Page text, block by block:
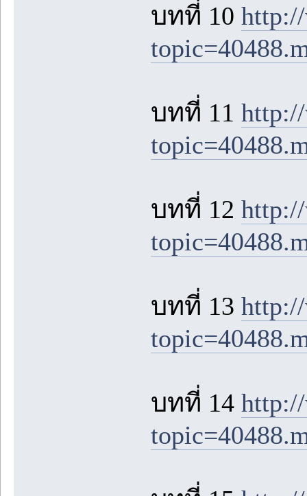
บทที่ 10
บทที่ 11
บทที่ 12
บทที่ 13
บทที่ 14